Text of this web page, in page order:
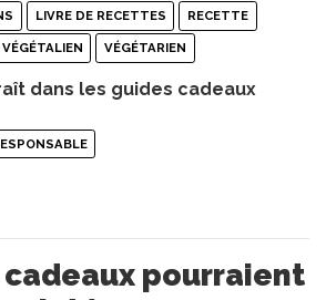
LIVRE DE RECETTES RECETTE
VÉGÉTALIEN VÉGÉTARIEN
dans les guides cadeaux
cadeaux pourraient